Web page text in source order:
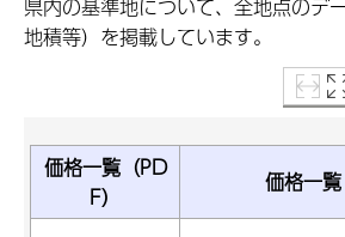
県内の基準地について、全地点のデ
地積等）を掲載しています。
価格一覧（PD
F）
価格一覧